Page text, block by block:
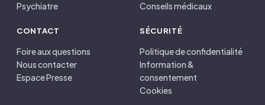
Psychiatre
Conseils médicaux
CONTACT
Foire aux questions
Nous contacter
Espace Presse
SÉCURITÉ
Politique de confidentialité
Information &
consentement
Cookies